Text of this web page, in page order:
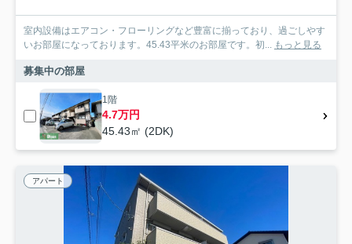
室内設備はエアコン・フローリングなど豊富に揃っており、過ごしやす
いお部屋になっております。45.43平米のお部屋です。初... もっと見る
募集中の部屋
1階
4.7万円
45.43㎡ (2DK)
アパート